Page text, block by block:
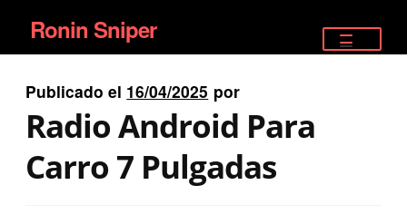
Ir
a
la
navegación
Ir
al
contenido
Ronin Sniper
EQUIPAMIENTO ÉLITE
Publicado el 16/04/2025 por
Radio Android Para
Carro 7 Pulgadas